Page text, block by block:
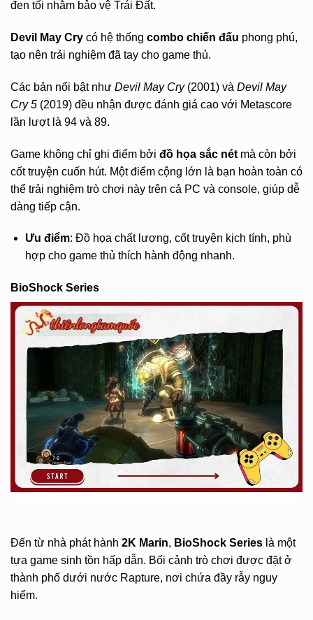
đen tối nhằm bảo vệ Trái Đất.
Devil May Cry có hệ thống combo chiến đấu phong phú,
tạo nên trải nghiệm đã tay cho game thủ.
Các bản nổi bật như Devil May Cry(2001) và Devil May
Cry 5 (2019) đều nhận được đánh giá cao với Metascore
lần lượt là 94 và 89.
Game không chỉ ghi điểm bởi đồ họa sắc nét mà còn bởi
cốt truyện cuốn hút. Một điểm cộng lớn là bạn hoàn toàn có
thể trải nghiệm trò chơi này trên cả PC và console, giúp dễ
dàng tiếp cận.
Ưu điểm: Đồ họa chất lượng, cốt truyện kịch tính, phù
hợp cho game thủ thích hành động nhanh.
BioShock Series
Đến từ nhà phát hành 2K Marin, BioShock Series là một
tựa game sinh tồn hấp dẫn. Bối cảnh trò chơi được đặt ở
thành phố dưới nước Rapture, nơi chứa đầy rẫy nguy
hiểm.